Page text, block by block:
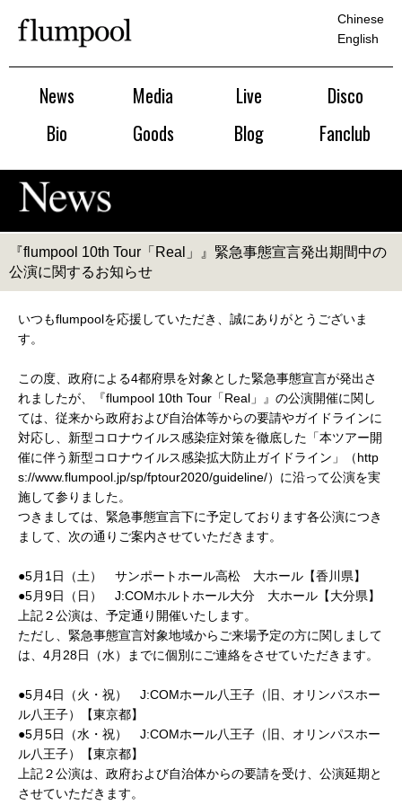
News Media Live
Disco
Bio
Goods Blog Fanclub
Chinese
English
『flumpool 10th Tour「Real」』緊急事態宣言発出期間中の
公演に関するお知らせ
いつもflumpoolを応援していただき、誠にありがとうございま
す。
この度、政府による4都府県を対象とした緊急事態宣言が発出さ
れましたが、『flumpool 10th Tour「Real」』の公演開催に関し
ては、従来から政府および自治体等からの要請やガイドラインに
対応し、新型コロナウイルス感染症対策を徹底した「本ツアー開
催に伴う新型コロナウイルス感染拡大防止ガイドライン」（http
s://www.flumpool.jp/sp/fptour2020/guideline/）に沿って公演を実
施して参りました。
つきましては、緊急事態宣言下に予定しております各公演につき
まして、次の通りご案内させていただきます。
●5月1日（土） サンポートホール高松 大ホール【香川県】
●5月9日（日） J:COMホルトホール大分 大ホール【大分県】
上記２公演は、予定通り開催いたします。
ただし、緊急事態宣言対象地域からご来場予定の方に関しまして
は、4月28日（水）までに個別にご連絡をさせていただきます。
●5月4日（火・祝） J:COMホール八王子（旧、オリンパスホー
ル八王子）【東京都】
●5月5日（水・祝） J:COMホール八王子（旧、オリンパスホー
ル八王子）【東京都】
上記２公演は、政府および自治体からの要請を受け、公演延期と
させていただきます。